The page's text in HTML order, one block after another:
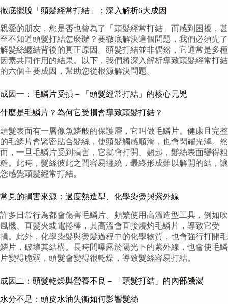
徹底擺脫「頭髮經常打結」：深入解析6大成因
親愛的朋友，您是否也曾為了「頭髮經常打結」而感到困擾，甚
至不知道頭髮打結怎麼辦？要徹底解決這個問題，我們必須先了
解髮絲纏結背後的真正原因。頭髮打結並非偶然，它通常是多種
因素共同作用的結果。以下，我們將深入解析導致頭髮經常打結
的六個主要成因，幫助您從根源解決問題。
成因一：毛鱗片受損－「頭髮經常打結」的核心元兇
什麼是毛鱗片？為何它受損會導致頭髮打結？
頭髮表面有一層像魚鱗般的保護層，它叫做毛鱗片。健康且完整
的毛鱗片會緊密貼合髮絲，使頭髮觸感順滑，也會閃耀光澤。然
而，一旦毛鱗片受到損害，它就會打開、翹起，髮絲表面變得粗
糙。此時，髮絲彼此之間容易纏繞，最終形成難以解開的結，讓
您感覺頭髮經常打結。
常見的損害來源：過度熱造型、化學染燙與紫外線
許多日常行為都會傷害毛鱗片。頻繁使用高溫造型工具，例如吹
風機、直髮夾或電捲棒，其高溫會直接燒灼毛鱗片，導致它受
損。此外，化學染髮與燙髮過程中的化學物質，也會強行打開毛
鱗片，破壞其結構。長時間曝露於陽光下的紫外線，也會使毛鱗
片變得脆弱，頭髮會變得很乾燥，導致髮絲容易打結。
成因二：頭髮乾燥與營養不良－「頭髮打結」的內部饑渴
水分不足：頭皮水油失衡如何影響髮絲